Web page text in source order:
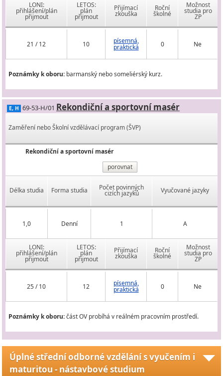
LONI:
přihlášení/plán
přijmout
LETOS:
plán
přijmout
Přijímací
zkouška
Roční
školné
Možnost
studia pro
ZP
21 / 12 10 písemná,
praktická 0 Ne
Poznámky k oboru: barmanský nebo someliérský kurz.
E, H 69-53-H/01 Rekondiční a sportovní masér
Zaměření nebo Školní vzdělávací program (ŠVP)
Rekondiční a sportovní masér
porovnat
Délka studia Forma studia Počet povinných
cizích jazyků Vyučované jazyky
1,0 Denní 1 A
LONI:
přihlášení/plán
přijmout
LETOS:
plán
přijmout
Přijímací
zkouška
Roční
školné
Možnost
studia pro
ZP
25 / 10 12 písemná,
praktická 0 Ne
Poznámky k oboru:část OV probíhá v reálném pracovním prostředí.
Úplné střední odborné vzdělání s vyučením i
maturitou - nástavbové studium